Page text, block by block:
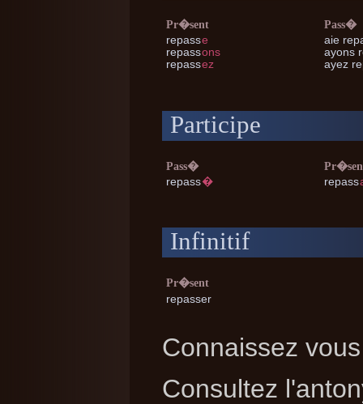
Pr�sent
repasse
repassons
repassez
Pass�
aie
ayons
ayez
Participe
Pass�
repass�
repass
Infinitif
Pr�sent
repasser
Connaissez
Consultez